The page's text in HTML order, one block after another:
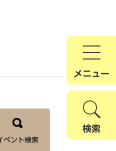
メニュー
検索
ベント検索